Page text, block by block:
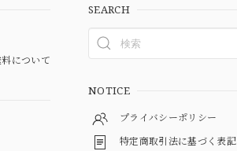
について
SEARCH
NOTICE
プライバシーポリシー
特定商取引法に基づく表記